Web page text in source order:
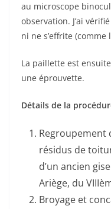
au microscope
observation. J’ai
ni ne s’effrite
La paillette est
une éprouvette.
Détails de la
Regroupement
résidus de
d’un ancien
Ariège, du
Broyage et